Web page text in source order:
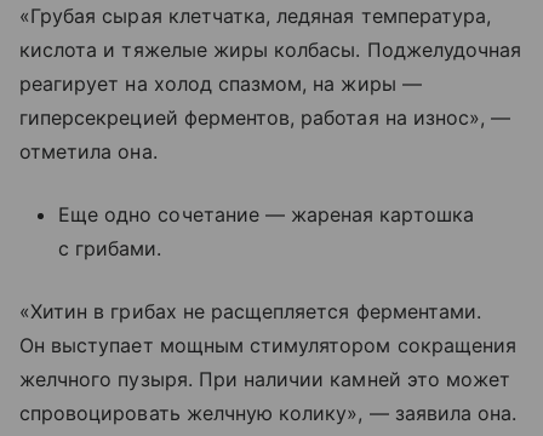
«Грубая сырая клетчатка, ледяная температура,
кислота и тяжелые жиры колбасы. Поджелудочная
реагирует на холод спазмом, на жиры —
гиперсекрецией ферментов, работая на износ», —
отметила она.
Еще одно сочетание — жареная картошка
с грибами.
«Хитин в грибах не расщепляется ферментами.
Он выступает мощным стимулятором сокращения
желчного пузыря. При наличии камней это может
спровоцировать желчную колику», — заявила она.